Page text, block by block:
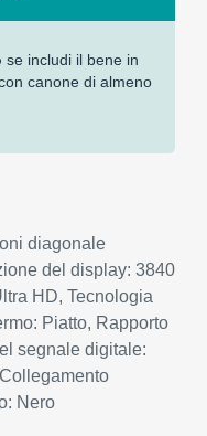
se includi il bene in
canone di almeno
diagonale
del display: 3840
HD, Tecnologia
Piatto, Rapporto
segnale digitale:
Nero